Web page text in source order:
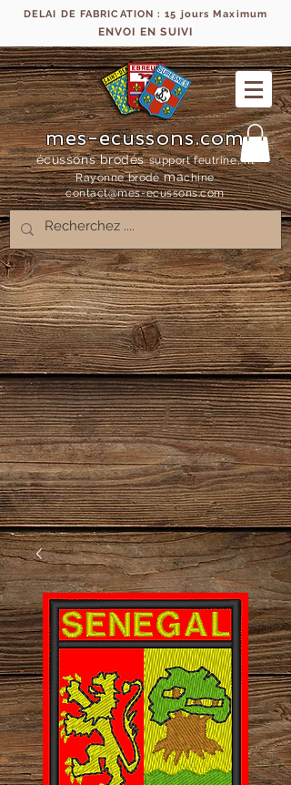
DELAI DE FABRICATION : 15 jours Maximum
ENVOI EN SUIVI
mes-ecussons.com
écussons brodés support feutrine, fil
Rayonne brodémachine
contact@mes-ecussons.com